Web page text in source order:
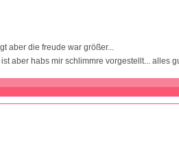
aber die freude war größer...
aber habs mir schlimmre vorgestellt... alles